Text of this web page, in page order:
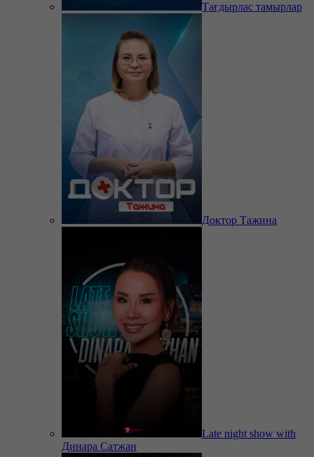
Тағдырлас тамырлар
Доктор Тажина
Late night show with
Динара Сатжан